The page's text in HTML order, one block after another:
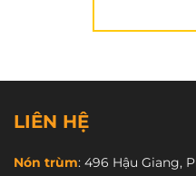
Các thông tin
LIÊN HỆ
Nón trùm: 496 Hậu Giang,